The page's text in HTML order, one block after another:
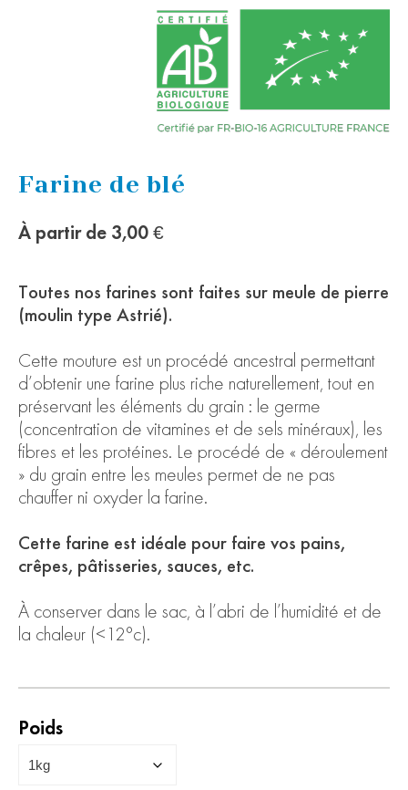
Farine de blé
À partir de 3,00 €
Toutes nos farines sont faites sur meule de pierre
(moulin type Astrié).
Cette mouture est un procédé ancestral permettant
d’obtenir une farine plus riche naturellement, tout en
préservant les éléments du grain : le germe
(concentration de vitamines et de sels minéraux), les
fibres et les protéines. Le procédé de « déroulement
» du grain entre les meules permet de ne pas
chauffer ni oxyder la farine.
Cette farine est idéale pour faire vos pains,
crêpes, pâtisseries, sauces, etc.
À conserver dans le sac, à l’abri de l’humidité et de
la chaleur (<12°c).
Poids